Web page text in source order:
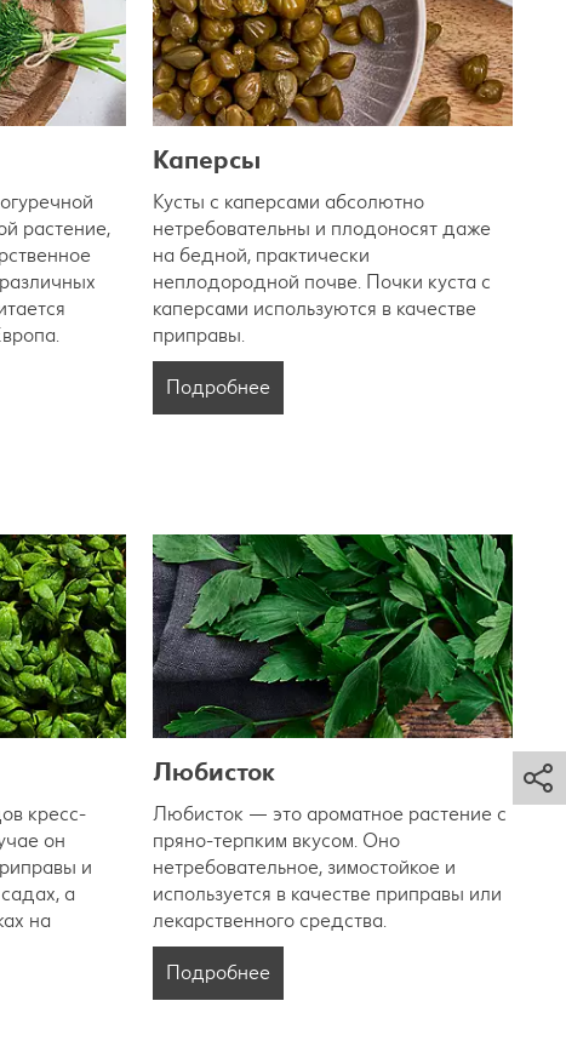
растение,
Каперсы
Кусты с каперсами абсолютно
нетребовательны и плодоносят даже
на бедной, практически
неплодородной почве. Почки куста с
каперсами используются в качестве
приправы.
Подробнее
кресс-
он
и
а
на
Любисток
Любисток — это ароматное растение с
пряно-терпким вкусом. Оно
нетребовательное, зимостойкое и
используется в качестве приправы или
лекарственного средства.
Подробнее